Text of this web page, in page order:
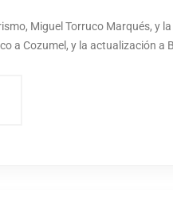
Miguel Torruco Marqués, y
a Cozumel, y la actualización a